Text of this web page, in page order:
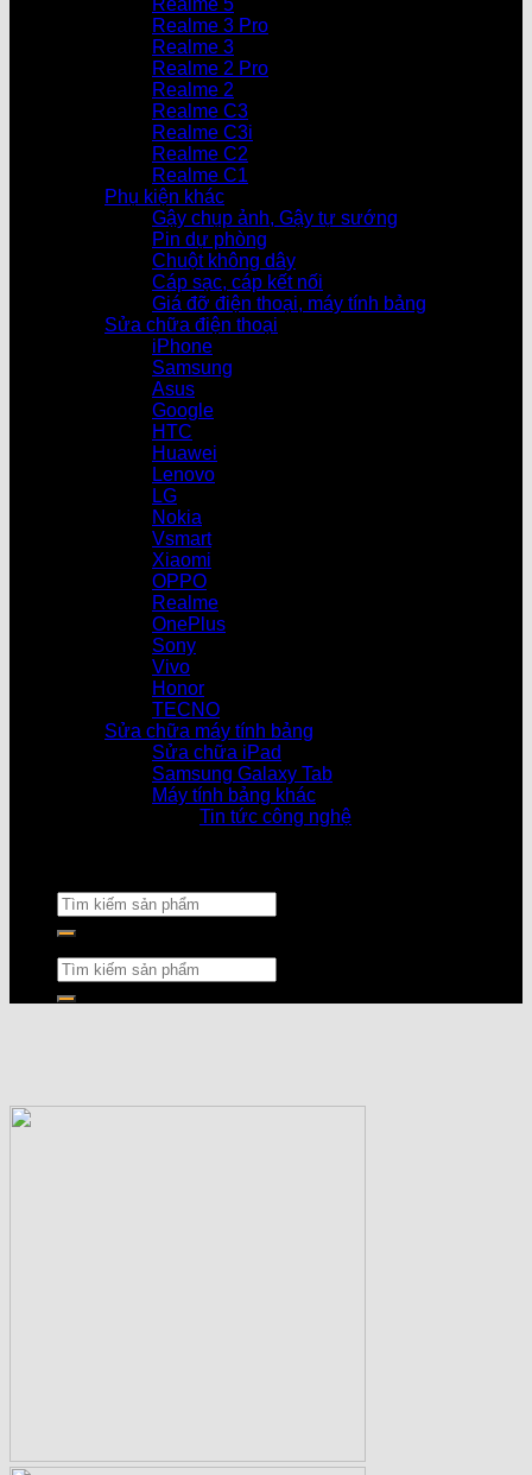
Realme 5
Realme 3 Pro
Realme 3
Realme 2 Pro
Realme 2
Realme C3
Realme C3i
Realme C2
Realme C1
Phụ kiện khác
Gậy chụp ảnh, Gậy tự sướng
Pin dự phòng
Chuột không dây
Cáp sạc, cáp kết nối
Giá đỡ điện thoại, máy tính bảng
Sửa chữa điện thoại
iPhone
Samsung
Asus
Google
HTC
Huawei
Lenovo
LG
Nokia
Vsmart
Xiaomi
OPPO
Realme
OnePlus
Sony
Vivo
Honor
TECNO
Sửa chữa máy tính bảng
Sửa chữa iPad
Samsung Galaxy Tab
Máy tính bảng khác
Tin tức công nghệ